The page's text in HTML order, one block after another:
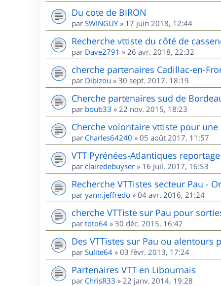
Du cote de BIRON
par SWINGUY» 17 juin 2018, 12:44
Recherche vttiste du côté de
par Dave2791 » 26 avr. 2018, 22:32
cherche partenaires Cadillac-en-
par Dibizou » 30 sept. 2017, 18:19
Cherche partenaires sud de
par boub33 » 22 nov. 2015, 18:23
Cherche volontaire vttiste pour
par Charles64240 » 05 août 2017, 11:57
VTT Pyrénées-Atlantiques
par clairedebuyser » 16 juil. 2017, 16:53
Recherche VTTistes secteur Pau -
par yann.jeffredo » 04 avr. 2016, 21:24
cherche VTTiste sur Pau pour
par toto64 » 30 déc. 2015, 16:42
Des VTTistes sur Pau ou alentours
par Sulite64 » 03 févr. 2013, 17:24
Partenaires VTT en Libournais
par ChrisR33 » 22 janv. 2014, 19:28